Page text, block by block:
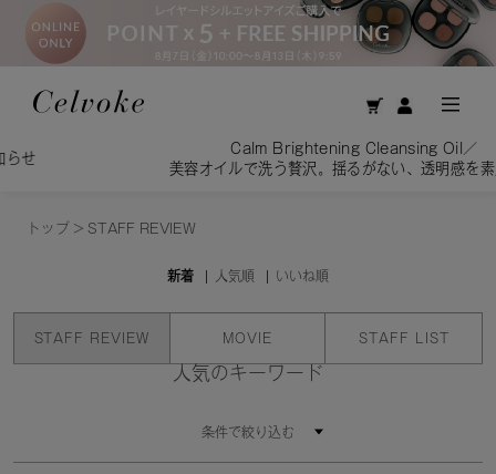
Calm Brightening Cleansing Oil／
美容オイルで洗う贅沢。揺るがない、透明感を素肌へ。
トップ > STAFF REVIEW
新着 人気順 いいね順
STAFF REVIEW MOVIE STAFF LIST
人気のキーワード
条件で絞り込む